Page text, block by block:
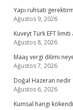
Yapı ruhsatı
Ağustos 9, 2026
Kuveyt Türk EFT limiti
Ağustos 8, 2026
Maaş vergi dilimi
Ağustos 7, 2026
Doğal Hazeran nedir
Ağustos 6, 2026
Kumsal hangi